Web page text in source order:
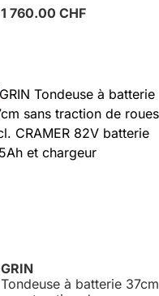
électrique INSTART®
1 760.00 CHF
GRIN
Tondeuse à batterie 37cm